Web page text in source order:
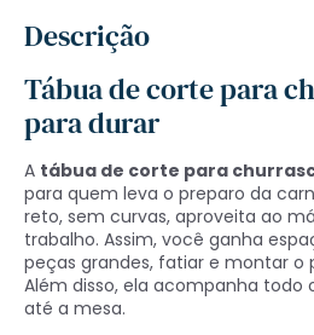
Descrição
Tábua de corte para
para durar
A tábua de corte para
para quem leva o preparo da
reto, sem curvas, aproveita ao
trabalho. Assim, você ganha
peças grandes, fatiar e montar o
Além disso, ela acompanha todo
até a mesa.